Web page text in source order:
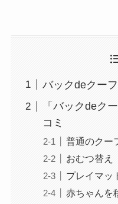
バックdeクー
「バックdeク
コミ
普通のクー
おむつ替え
プレイマッ
赤ちゃんを